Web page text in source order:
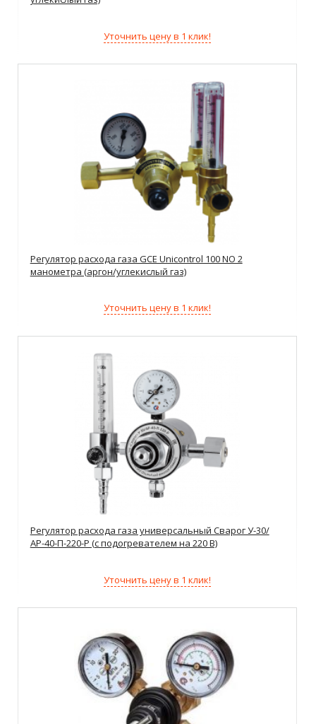
Уточнить цену в 1 клик!
Регулятор расхода газа GCE Unicontrol 100 NO 2
манометра (аргон/углекислый газ)
Уточнить цену в 1 клик!
Регулятор расхода газа универсальный Сварог У-30/
АР-40-П-220-Р (с подогревателем на 220 В)
Уточнить цену в 1 клик!